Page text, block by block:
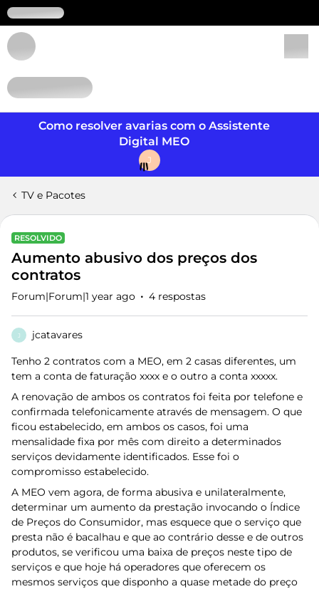
Como resolver avarias com o Assistente
Digital MEO
J
TV e Pacotes
RESOLVIDO
Aumento abusivo dos preços dos
contratos
Forum|Forum|1 year ago 4 respostas
J jcatavares
Tenho 2 contratos com a MEO, em 2 casas diferentes, um
tem a conta de faturação xxxx e o outro a conta xxxxx.
A renovação de ambos os contratos foi feita por telefone e
confirmada telefonicamente através de mensagem. O que
ficou estabelecido, em ambos os casos, foi uma
mensalidade fixa por mês com direito a determinados
serviços devidamente identificados. Esse foi o
compromisso estabelecido.
A MEO vem agora, de forma abusiva e unilateralmente,
determinar um aumento da prestação invocando o Índice
de Preços do Consumidor, mas esquece que o serviço que
presta não é bacalhau e que ao contrário desse e de outros
produtos, se verificou uma baixa de preços neste tipo de
serviços e que hoje há operadores que oferecem os
mesmos serviços que disponho a quase metade do preço